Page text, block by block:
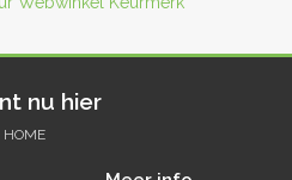
nu hier
HOME